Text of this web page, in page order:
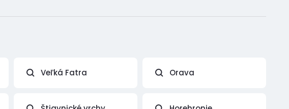
Veľká Fatra Orava